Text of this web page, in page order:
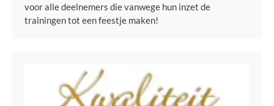
voor alle deelnemers die vanwege hun inzet de
trainingen tot een feestje maken!